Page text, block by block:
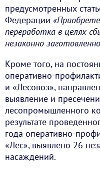
предусмотренных
Федерации
переработка в целях
незаконно
Кроме того, на
оперативно-
и «Лесовоз»,
выявление и
лесопромышленного
результате
года оперативно-
«Лес», выявлено 26
насаждений.